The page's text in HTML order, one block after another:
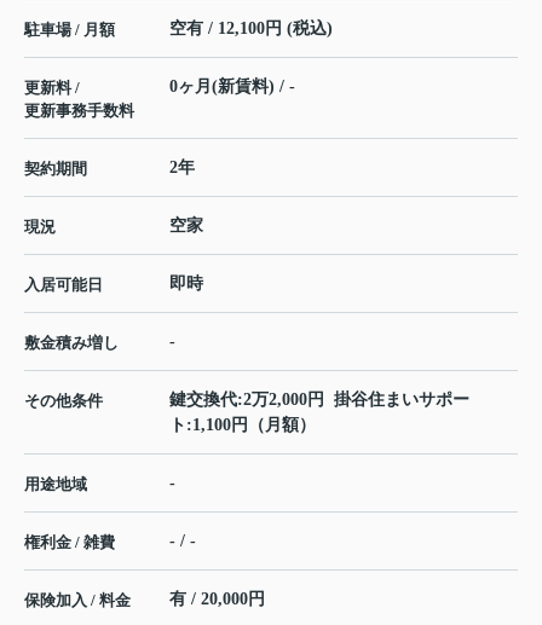
駐車場 / 月額 空有 / 12,100円 (税込)
更新料 /
更新事務手数料
0ヶ月(新賃料) / -
契約期間 2年
現況 空家
入居可能日 即時
敷金積み増し -
その他条件
鍵交換代:2万2,000円 掛谷住まいサポー
ト:1,100円（月額）
用途地域 -
権利金 / 雑費 - / -
保険加入 / 料金 有 / 20,000円